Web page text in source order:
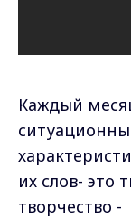
Каждый
их слов- это
творчество